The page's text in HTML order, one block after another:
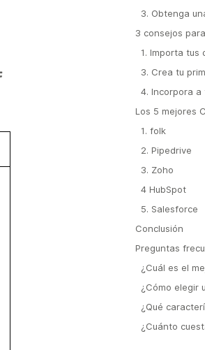
3. Obtenga
3 consejos
1. Importa tus
3. Crea tu
4. Incorpora a
Los 5 mejores
1. folk
2. Pipedrive
3. Zoho
4 HubSpot
5. Salesforce
Conclusión
Preguntas
¿Cuál es el
pequeñas
¿Cómo elegir
equipo de
personas?
¿Qué
importantes
clientes
¿Cuánto